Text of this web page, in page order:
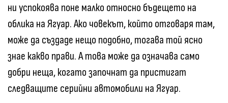
ни успокоява поне малко относно бъдещето на
облика на Ягуар. Ако човекът, който отговаря там,
може да създаде нещо подобно, тогава той ясно
знае какво прави. А това може да означава само
добри неща, когато започнат да пристигат
следващите серийни автомобили на Ягуар.